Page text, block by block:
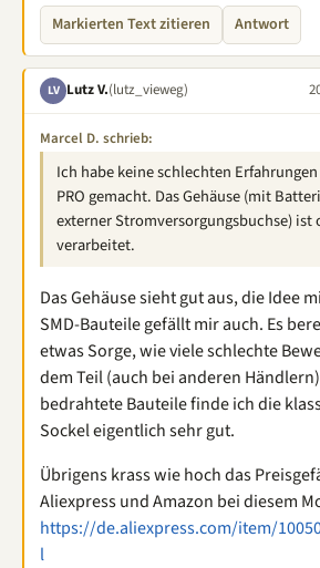
Markierten Text zitieren Antwort
LV Lutz V.(lutz_vieweg)
Marcel D. schrieb:
Ich habe keine schlechten
PRO gemacht. Das Gehäuse (mit
externer Stromversorgungsbuchse)
verarbeitet.
Das Gehäuse sieht gut aus, die Idee
SMD-Bauteile gefällt mir auch. Es
etwas Sorge, wie viele schlechte
dem Teil (auch bei anderen
bedrahtete Bauteile finde ich die
Sockel eigentlich sehr gut.
Übrigens krass wie hoch das
Aliexpress und Amazon bei diesem
https://de.aliexpress.com/item/
l